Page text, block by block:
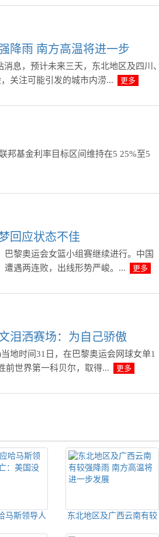
降雨 南方高温将进一步
息，预计未来三天，东北地区及四川、
关注可能引发的城市内涝...
更多
邦基金利率目标区间维持在5 25%至5
回应状态不佳
黎奥运会女篮小组赛继续进行。中国
遭遇两连败，出线形势严峻。...
更多
泪洒赛场：为自己骄傲
地时间31日，在巴黎奥运会网球女单1
前世界第一科贝尔，取得...
更多
马斯领导人
东北地区及广西云南有较